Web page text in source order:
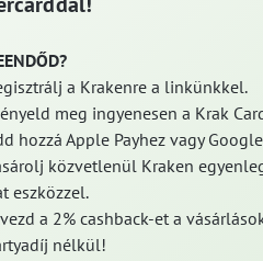
a Krakenre a linkünkkel.
meg ingyenesen a Krak
hozzá Apple Payhez vagy
közvetlenül Kraken
eszközzel.
a 2% cashback-et a
nélkül!